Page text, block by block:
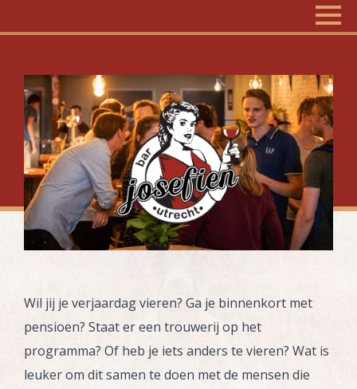
Wil jij je verjaardag vieren? Ga je binnenkort met
pensioen? Staat er een trouwerij op het
programma? Of heb je iets anders te vieren? Wat is
leuker om dit samen te doen met de mensen die